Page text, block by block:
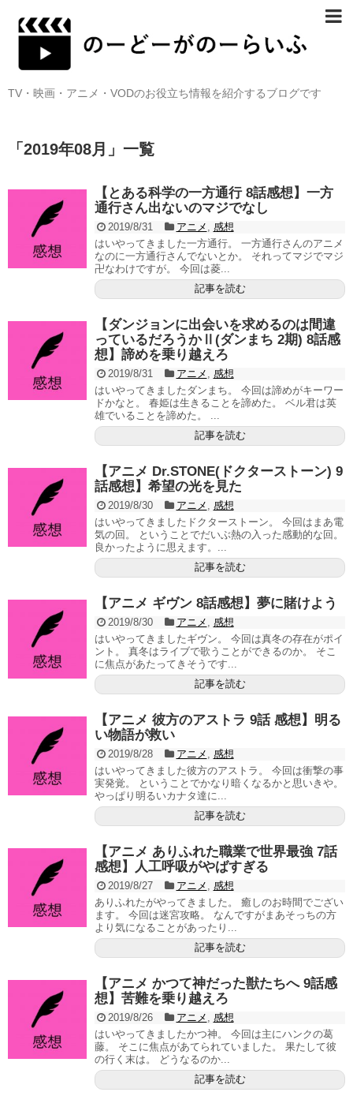
TV・映画・アニメ・VODのお役立ち情報を紹介するブログです
「 2019年08月 」 一覧
【とある科学の一方通行 8話感想】一方
通行さん出ないのマジでなし
2019/8/31 アニメ , 感想
はいやってきました一方通行。 一方通行さんのアニメ
なのに一方通行さんでないとか。 それってマジでマジ
卍なわけですが。 今回は菱...
記事を読む
【ダンジョンに出会いを求めるのは間違
っているだろうかⅡ(ダンまち 2期) 8話感
想】諦めを乗り越えろ
2019/8/31 アニメ , 感想
はいやってきましたダンまち。 今回は諦めがキーワー
ドかなと。 春姫は生きることを諦めた。 ベル君は英
雄でいることを諦めた。 ...
記事を読む
【アニメ Dr.STONE(ドクターストーン) 9
話感想】希望の光を見た
2019/8/30 アニメ , 感想
はいやってきましたドクターストーン。 今回はまあ電
気の回。 ということでだいぶ熱の入った感動的な回。
良かったように思えます。...
記事を読む
【アニメ ギヴン 8話感想】夢に賭けよう
2019/8/30 アニメ , 感想
はいやってきましたギヴン。 今回は真冬の存在がポイ
ント。 真冬はライブで歌うことができるのか。 そこ
に焦点があたってきそうです...
記事を読む
【アニメ 彼方のアストラ 9話 感想】明る
い物語が救い
2019/8/28 アニメ , 感想
はいやってきました彼方のアストラ。 今回は衝撃の事
実発覚。 ということでかなり暗くなるかと思いきや。
やっぱり明るいカナタ達に...
記事を読む
【アニメ ありふれた職業で世界最強 7話
感想】人工呼吸がやばすぎる
2019/8/27 アニメ , 感想
ありふれたがやってきました。 癒しのお時間でござい
ます。 今回は迷宮攻略。 なんですがまあそっちの方
より気になることがあったり...
記事を読む
【アニメ かつて神だった獣たちへ 9話感
想】苦難を乗り越えろ
2019/8/26 アニメ , 感想
はいやってきましたかつ神。 今回は主にハンクの葛
藤。 そこに焦点があてられていました。 果たして彼
の行く末は。 どうなるのか...
記事を読む